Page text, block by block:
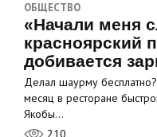
ОБЩЕСТВО
«Начали меня
красноярский
добивается
Делал шаурму
месяц в ресторане
Якобы…
210